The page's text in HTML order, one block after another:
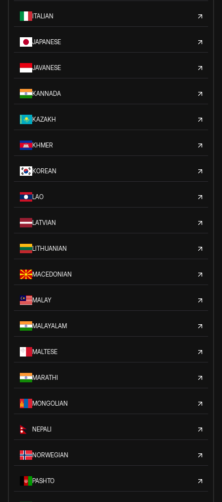
ITALIAN
JAPANESE
JAVANESE
KANNADA
KAZAKH
KHMER
KOREAN
LAO
LATVIAN
LITHUANIAN
MACEDONIAN
MALAY
MALAYALAM
MALTESE
MARATHI
MONGOLIAN
NEPALI
NORWEGIAN
PASHTO